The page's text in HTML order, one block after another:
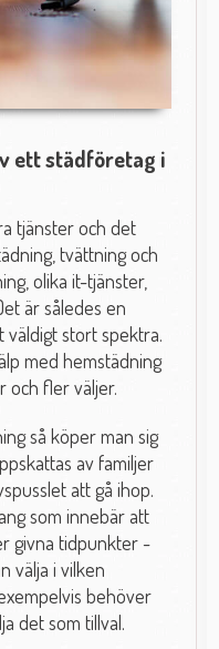
ett städföretag i
tjänster och det
tvättning och
olika it-tjänster,
är således en
väldigt stort spektra.
med hemstädning
och fler väljer.
så köper man sig
av familjer
att gå ihop.
som innebär att
givna tidpunkter -
välja i vilken
behöver
det som tillval.